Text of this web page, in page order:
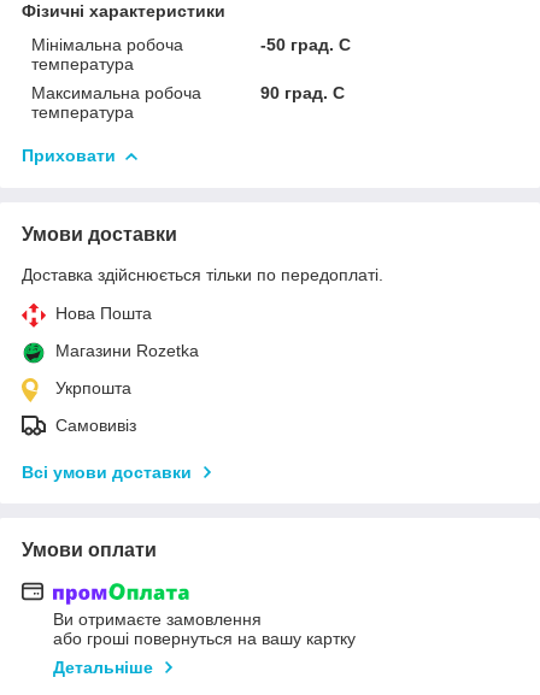
Фізичні характеристики
Мінімальна робоча
температура
-50 град. C
Максимальна робоча
температура
90 град. C
Приховати
Умови доставки
Доставка здійснюється тільки по передоплаті.
Нова Пошта
Магазини Rozetka
Укрпошта
Самовивіз
Всі умови доставки
Умови оплати
Ви отримаєте замовлення
або гроші повернуться на вашу картку
Детальніше